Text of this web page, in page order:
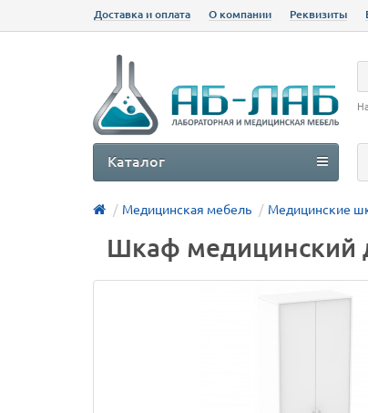
Доставка и оплата О компании Реквизиты
Каталог
Медицинская мебель Медицинские
Шкаф медицинский